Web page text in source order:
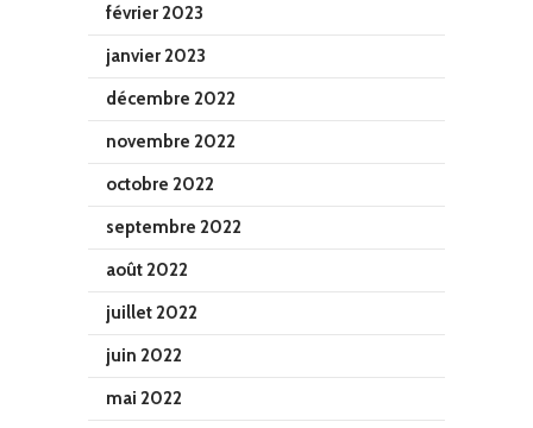
février 2023
janvier 2023
décembre 2022
novembre 2022
octobre 2022
septembre 2022
août 2022
juillet 2022
juin 2022
mai 2022